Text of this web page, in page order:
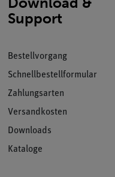
Support
Bestellvorgang
Schnellbestellformular
Zahlungsarten
Versandkosten
Downloads
Kataloge